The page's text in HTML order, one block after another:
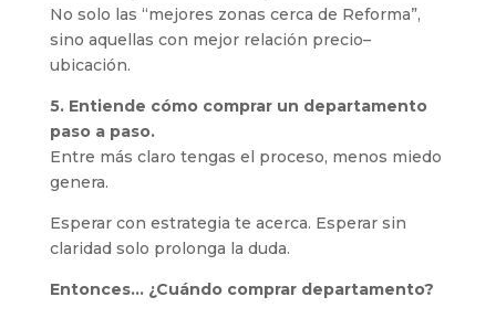
No solo las “mejores zonas cerca de Reforma”,
sino aquellas con mejor relación precio–
ubicación.
5. Entiende cómo comprar un departamento
paso a paso.
Entre más claro tengas el proceso, menos miedo
genera.
Esperar con estrategia te acerca. Esperar sin
claridad solo prolonga la duda.
Entonces… ¿Cuándo comprar departamento?